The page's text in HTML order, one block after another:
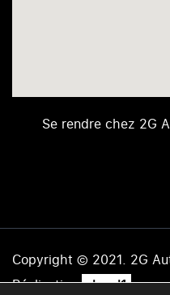
Se rendre chez 2G
Copyright © 2021. 2G
Réalisation .level1